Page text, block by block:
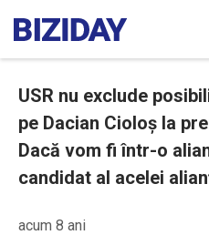
USR nu exclude
pe Dacian Cioloş la
Dacă vom fi într-o
candidat al acelei
acum 8 ani